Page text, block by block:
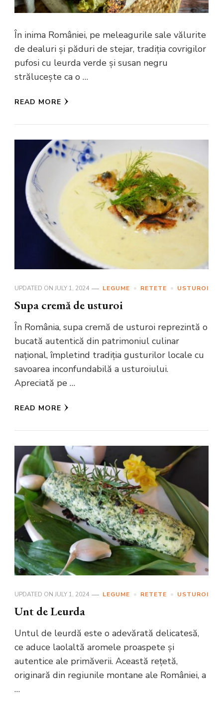
În inima României, pe meleagurile sale vălurite
de dealuri și păduri de stejar, tradiția covrigilor
pufosi cu leurda verde și susan negru
strălucește ca o …
READ MORE
UPDATED ON JULY 1, 2024 LEGUME RETETE USTUROI
Supa cremă de usturoi
În România, supa cremă de usturoi reprezintă o
bucată autentică din patrimoniul culinar
național, împletind tradiția gusturilor locale cu
savoarea inconfundabilă a usturoiului.
Apreciată pe …
READ MORE
UPDATED ON JULY 1, 2024 LEGUME RETETE USTUROI
Unt de Leurda
Untul de leurdă este o adevărată delicatesă,
ce aduce laolaltă aromele proaspete și
autentice ale primăverii. Această rețetă,
originară din regiunile montane ale României, a
…